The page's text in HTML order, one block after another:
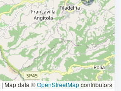
| Map data ©OpenStreetMapcontributors